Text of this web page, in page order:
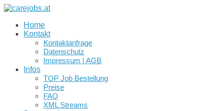
Home
Kontakt
Kontaktanfrage
Datenschutz
Impressum | AGB
Infos
TOP Job Bestellung
Preise
FAQ
XML Streams